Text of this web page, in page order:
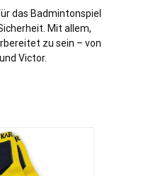
das Badmintonspiel
Mit allem,
zu sein – von
Victor.